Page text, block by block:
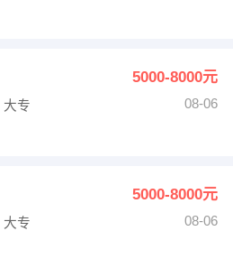
5000-8000元
大专
08-06
5000-8000元
大专
08-06